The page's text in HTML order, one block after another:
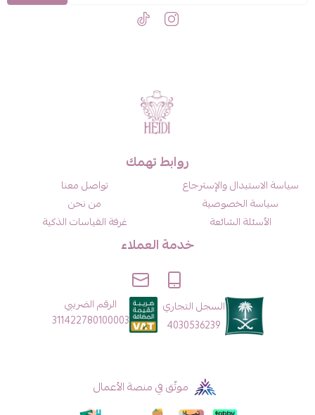
روابط تهمك
سياسة الاستبدال والإسترجاع
سياسة الخصوصية
الأسئلة الشائعة
تواصل معنا
من نحن
غرفة القياسات الذكية
خدمة العملاء
السجل التجاري
4030536239
الرقم الضريبي
311422780100003
موثّق في منصة الأعمال